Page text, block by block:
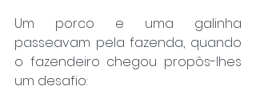
Um porco e uma galinha
passeavam pela fazenda, quando
o fazendeiro chegou propôs-lhes
um desafio: